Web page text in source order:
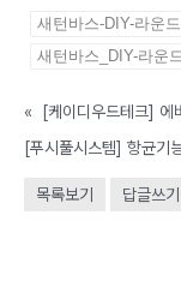
새턴바스-DIY-라운
새턴바스_DIY-라운
«
[케이디우드테크] 에
[푸시풀시스템] 항균기
목록보기 답글쓰기